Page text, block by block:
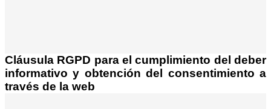
Cláusula RGPD para el cumplimiento del deber
informativo y obtención del consentimiento a